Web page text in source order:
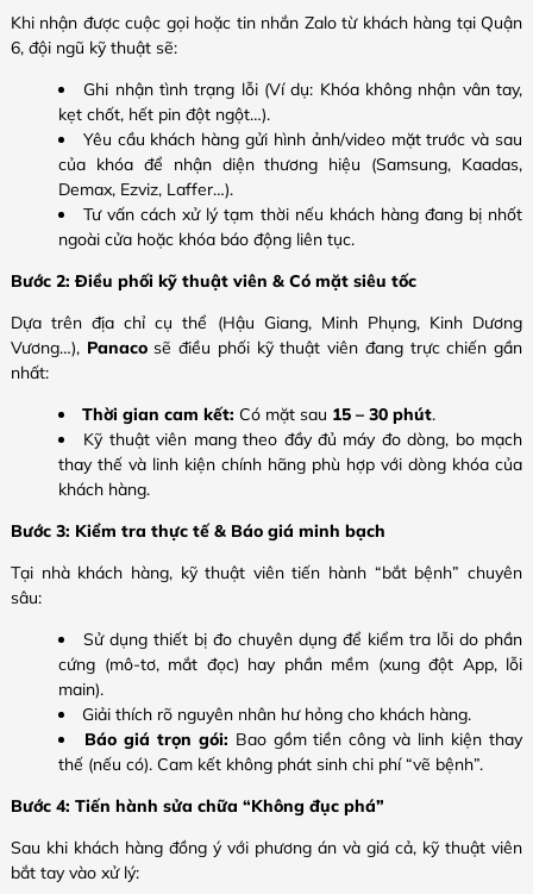
Khi nhận được cuộc gọi hoặc tin nhắn Zalo từ khách hàng tại Quận
6, đội ngũ kỹ thuật sẽ:
Ghi nhận tình trạng lỗi (Ví dụ: Khóa không nhận vân tay,
kẹt chốt, hết pin đột ngột…).
Yêu cầu khách hàng gửi hình ảnh/video mặt trước và sau
của khóa để nhận diện thương hiệu (Samsung, Kaadas,
Demax, Ezviz, Laffer…).
Tư vấn cách xử lý tạm thời nếu khách hàng đang bị nhốt
ngoài cửa hoặc khóa báo động liên tục.
Bước 2: Điều phối kỹ thuật viên & Có mặt siêu tốc
Dựa trên địa chỉ cụ thể (Hậu Giang, Minh Phụng, Kinh Dương
Vương…), Panacosẽ điều phối kỹ thuật viên đang trực chiến gần
nhất:
Thời gian cam kết: Có mặt sau 15 – 30 phút.
Kỹ thuật viên mang theo đầy đủ máy đo dòng, bo mạch
thay thế và linh kiện chính hãng phù hợp với dòng khóa của
khách hàng.
Bước 3: Kiểm tra thực tế & Báo giá minh bạch
Tại nhà khách hàng, kỹ thuật viên tiến hành “bắt bệnh” chuyên
sâu:
Sử dụng thiết bị đo chuyên dụng để kiểm tra lỗi do phần
cứng (mô-tơ, mắt đọc) hay phần mềm (xung đột App, lỗi
main).
Giải thích rõ nguyên nhân hư hỏng cho khách hàng.
Báo giá trọn gói: Bao gồm tiền công và linh kiện thay
thế (nếu có). Cam kết không phát sinh chi phí “vẽ bệnh”.
Bước 4: Tiến hành sửa chữa “Không đục phá”
Sau khi khách hàng đồng ý với phương án và giá cả, kỹ thuật viên
bắt tay vào xử lý: